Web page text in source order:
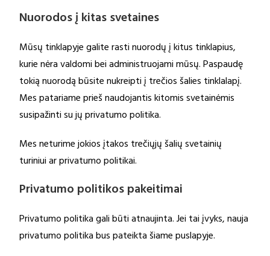
Nuorodos į kitas svetaines
Mūsų tinklapyje galite rasti nuorodų į kitus tinklapius,
kurie nėra valdomi bei administruojami mūsų. Paspaudę
tokią nuorodą būsite nukreipti į trečios šalies tinklalapį.
Mes patariame prieš naudojantis kitomis svetainėmis
susipažinti su jų privatumo politika.
Mes neturime jokios įtakos trečiųjų šalių svetainių
turiniui ar privatumo politikai.
Privatumo politikos pakeitimai
Privatumo politika gali būti atnaujinta. Jei tai įvyks, nauja
privatumo politika bus pateikta šiame puslapyje.